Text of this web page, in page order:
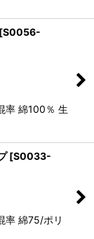
[S0056-
率 綿100％ 生
[S0033-
率 綿75/ポリ